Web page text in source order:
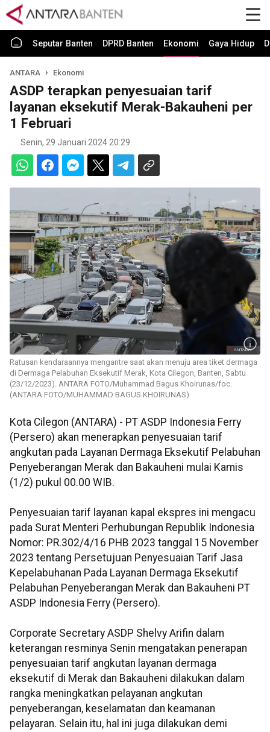
Seputar Banten DPRD Banten Ekonomi Gaya Hidup
ANTARA Ekonomi
ASDP terapkan penyesuaian tarif
layanan eksekutif Merak-Bakauheni per
1 Februari
Senin, 29 Januari 2024 20:29
Ratusan kendaraannya mengantre saat akan menuju area tiket dermaga
di Dermaga Pelabuhan Eksekutif Merak, Kota Cilegon, Banten, Sabtu
(23/12/2023). ANTARA FOTO/Muhammad Bagus Khoirunas/foc.
(ANTARA FOTO/MUHAMMAD BAGUS KHOIRUNAS)
Kota Cilegon (ANTARA) - PT ASDP Indonesia Ferry
(Persero) akan menerapkan penyesuaian tarif
angkutan pada Layanan Dermaga Eksekutif Pelabuhan
Penyeberangan Merak dan Bakauheni mulai Kamis
(1/2) pukul 00.00 WIB.
Penyesuaian tarif layanan kapal ekspres ini mengacu
pada Surat Menteri Perhubungan Republik Indonesia
Nomor: PR.302/4/16 PHB 2023 tanggal 15 November
2023 tentang Persetujuan Penyesuaian Tarif Jasa
Kepelabuhanan Pada Layanan Dermaga Eksekutif
Pelabuhan Penyeberangan Merak dan Bakauheni PT
ASDP Indonesia Ferry (Persero).
Corporate Secretary ASDP Shelvy Arifin dalam
keterangan resminya Senin mengatakan penerapan
penyesuaian tarif angkutan layanan dermaga
eksekutif di Merak dan Bakauheni dilakukan dalam
rangka meningkatkan pelayanan angkutan
penyeberangan, keselamatan dan keamanan
pelayaran. Selain itu, hal ini juga dilakukan demi